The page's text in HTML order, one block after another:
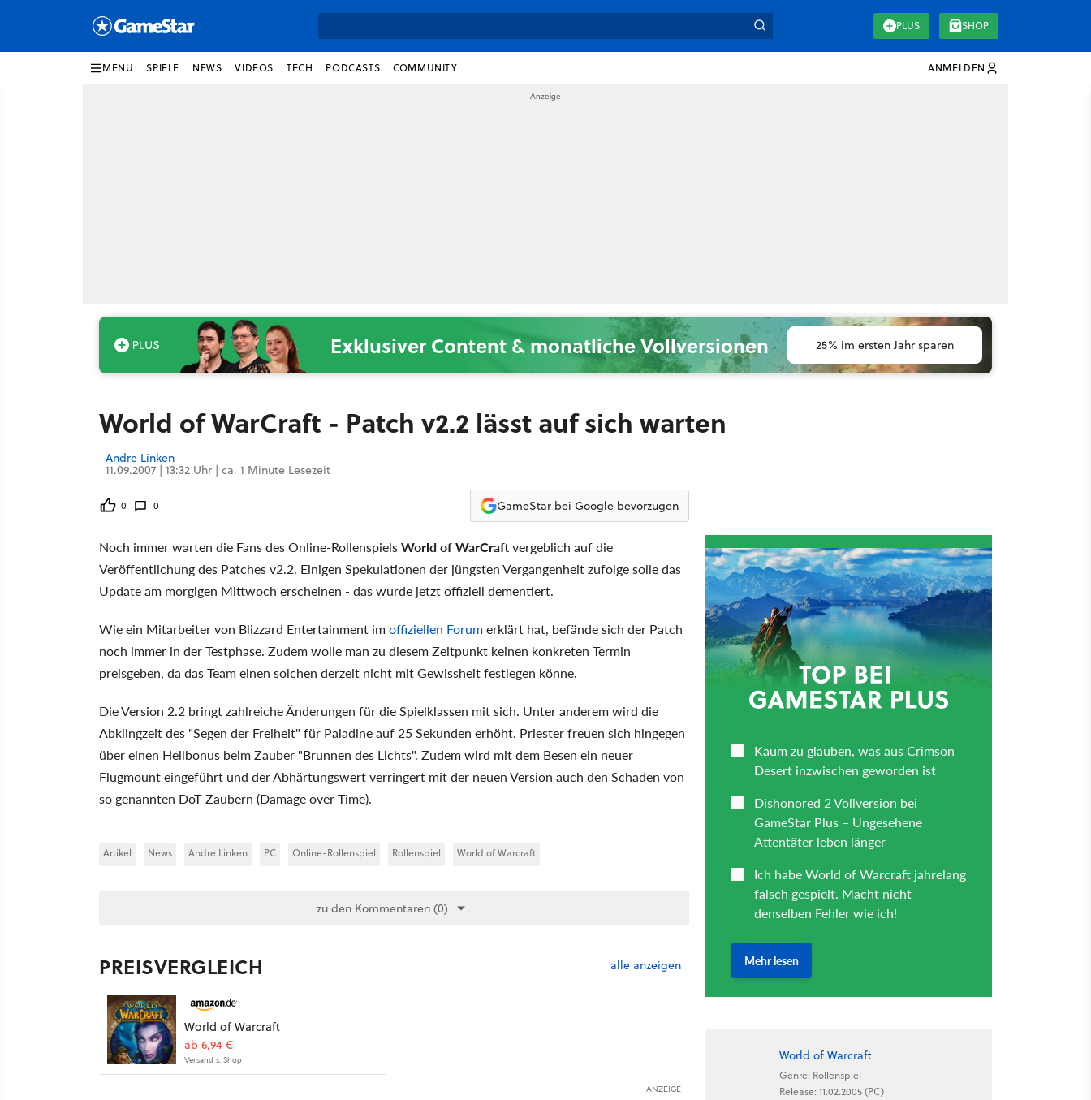
PLUS SHOP
MENU SPIELE NEWS VIDEOS TECH PODCASTS COMMUNITY ANMELDEN
Exklusiver Content & monatliche Vollversionen 25% im ersten Jahr sparen
World of WarCraft - Patch v2.2 lässt auf sich warten
Andre Linken
11.09.2007 | 13:32 Uhr | ca. 1 Minute Lesezeit
0 0 GameStar bei Google bevorzugen
Noch immer warten die Fans des Online-RollenspielsWorld of WarCraftvergeblich auf die
Veröffentlichung des Patches v2.2. Einigen Spekulationen der jüngsten Vergangenheit zufolge solle das
Update am morgigen Mittwoch erscheinen - das wurde jetzt offiziell dementiert.
Wie ein Mitarbeiter von Blizzard Entertainment imoffiziellen Forumerklärt hat, befände sich der Patch
noch immer in der Testphase. Zudem wolle man zu diesem Zeitpunkt keinen konkreten Termin
preisgeben, da das Team einen solchen derzeit nicht mit Gewissheit festlegen könne.
Die Version 2.2 bringt zahlreiche Änderungen für die Spielklassen mit sich. Unter anderem wird die
Abklingzeit des "Segen der Freiheit" für Paladine auf 25 Sekunden erhöht. Priester freuen sich hingegen
über einen Heilbonus beim Zauber "Brunnen des Lichts". Zudem wird mit dem Besen ein neuer
Flugmount eingeführt und der Abhärtungswert verringert mit der neuen Version auch den Schaden von
so genannten DoT-Zaubern (Damage over Time).
Artikel News Andre Linken PC Online-Rollenspiel Rollenspiel World of Warcraft
zu den Kommentaren (0)
PREISVERGLEICH alle anzeigen
World of Warcraft
ab 6,94 €
Versand s. Shop
ANZEIGE
World of Warcraft
Genre: Rollenspiel
Release: 11.02.2005 (PC)